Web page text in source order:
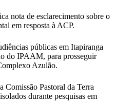
nota de esclarecimento sobre o
em resposta à ACP.
públicas em Itapiranga
do IPAAM, para prosseguir
Azulão.
Comissão Pastoral da Terra
durante pesquisas em